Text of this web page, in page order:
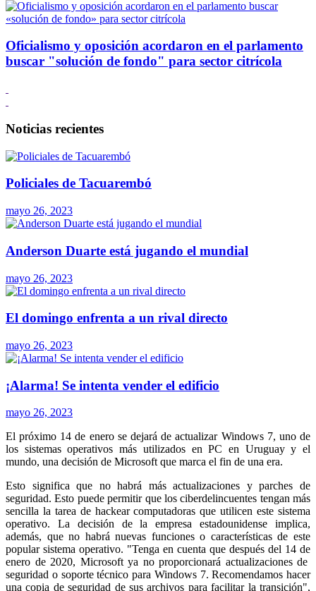
Oficialismo y oposición acordaron en el parlamento
buscar "solución de fondo" para sector citrícola
Noticias recientes
Policiales de Tacuarembó
mayo 26, 2023
Anderson Duarte está jugando el mundial
mayo 26, 2023
El domingo enfrenta a un rival directo
mayo 26, 2023
¡Alarma! Se intenta vender el edificio
mayo 26, 2023
El próximo 14 de enero se dejará de actualizar Windows 7, uno de
los sistemas operativos más utilizados en PC en Uruguay y el
mundo, una decisión de Microsoft que marca el fin de una era.
Esto significa que no habrá más actualizaciones y parches de
seguridad. Esto puede permitir que los ciberdelincuentes tengan más
sencilla la tarea de hackear computadoras que utilicen este sistema
operativo. La decisión de la empresa estadounidense implica,
además, que no habrá nuevas funciones o características de este
popular sistema operativo. "Tenga en cuenta que después del 14 de
enero de 2020, Microsoft ya no proporcionará actualizaciones de
seguridad o soporte técnico para Windows 7. Recomendamos hacer
una copia de seguridad de sus archivos para facilitar la transición",